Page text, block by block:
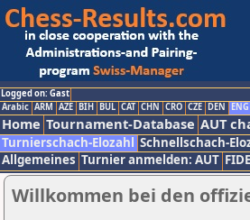
Logged on: Gast
Arabic ARM AZE BIH BUL CAT CHN CRO CZE DEN ENG
Home Tournament-Database AUT
Turnierschach-Elozahl Schnellschach-
Allgemeines Turnier anmelden: AUT FIDE
Willkommen bei den